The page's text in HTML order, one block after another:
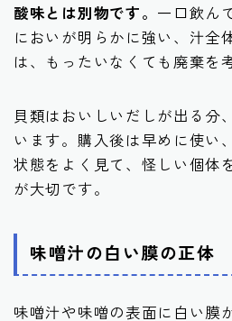
酸味とは別物です。 一口飲ん
においが明らかに強い、汁全
は、もったいなくても廃棄を
貝類はおいしいだしが出る分
います。購入後は早めに使い
状態をよく見て、怪しい個体
が大切です。
味噌汁の白い膜の正体
味噌汁や味噌の表面に白い膜